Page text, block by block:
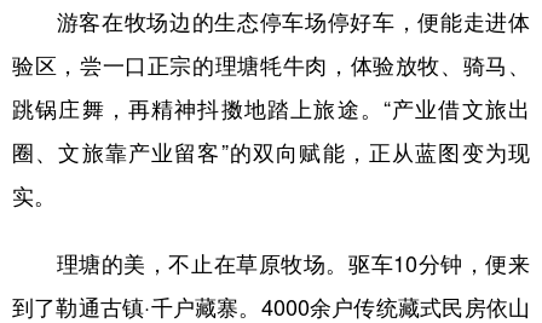
游客在牧场边的生态停车场停好车，便能走进体
验区，尝一口正宗的理塘牦牛肉，体验放牧、骑马、
跳锅庄舞，再精神抖擞地踏上旅途。“产业借文旅出
圈、文旅靠产业留客”的双向赋能，正从蓝图变为现
实。
理塘的美，不止在草原牧场。驱车10分钟，便来
到了勒通古镇·千户藏寨。4000余户传统藏式民房依山